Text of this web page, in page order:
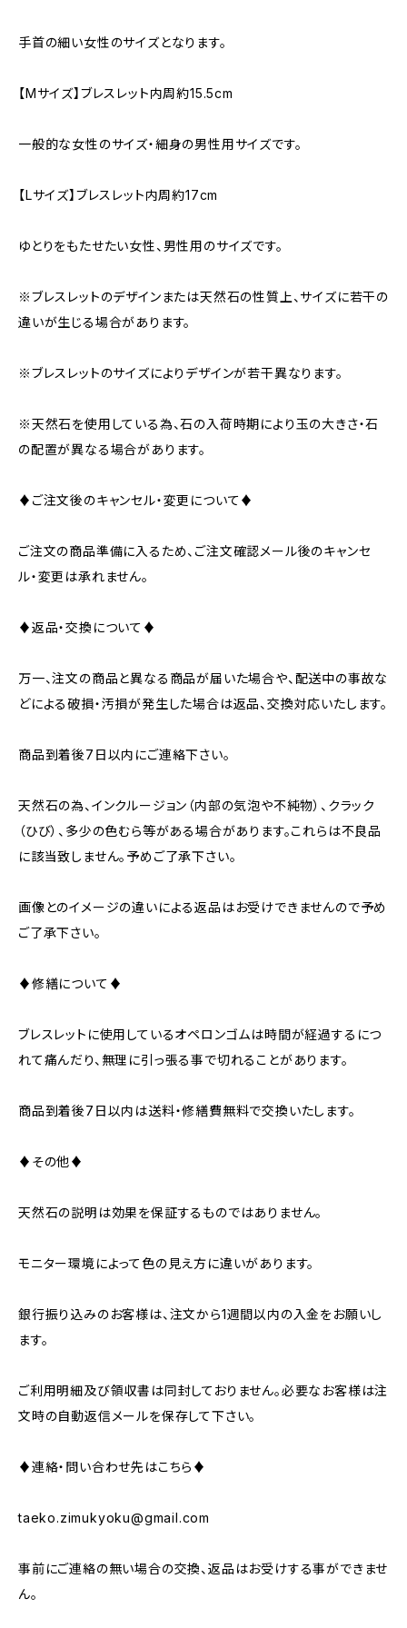
手首の細い女性のサイズとなります。
【Mサイズ】ブレスレット内周約15.5cm
一般的な女性のサイズ・細身の男性用サイズです。
【Lサイズ】ブレスレット内周約17cm
ゆとりをもたせたい女性、男性用のサイズです。
※ブレスレットのデザインまたは天然石の性質上、サイズに若干の
違いが生じる場合があります。
※ブレスレットのサイズによりデザインが若干異なります。
※天然石を使用している為、石の入荷時期により玉の大きさ・石
の配置が異なる場合があります。
♦ご注文後のキャンセル・変更について♦
ご注文の商品準備に入るため、ご注文確認メール後のキャンセ
ル・変更は承れません。
♦返品・交換について♦
万一、注文の商品と異なる商品が届いた場合や、配送中の事故な
どによる破損・汚損が発生した場合は返品、交換対応いたします。
商品到着後7日以内にご連絡下さい。
天然石の為、インクルージョン（内部の気泡や不純物）、クラック
（ひび）、多少の色むら等がある場合があります。これらは不良品
に該当致しません。予めご了承下さい。
画像とのイメージの違いによる返品はお受けできませんので予め
ご了承下さい。
♦修繕について♦
ブレスレットに使用しているオペロンゴムは時間が経過するにつ
れて痛んだり、無理に引っ張る事で切れることがあります。
商品到着後7日以内は送料・修繕費無料で交換いたします。
♦その他♦
天然石の説明は効果を保証するものではありません。
モニター環境によって色の見え方に違いがあります。
銀行振り込みのお客様は、注文から1週間以内の入金をお願いし
ます。
ご利用明細及び領収書は同封しておりません。必要なお客様は注
文時の自動返信メールを保存して下さい。
♦連絡・問い合わせ先はこちら♦
taeko.zimukyoku@gmail.com
事前にご連絡の無い場合の交換、返品はお受けする事ができませ
ん。